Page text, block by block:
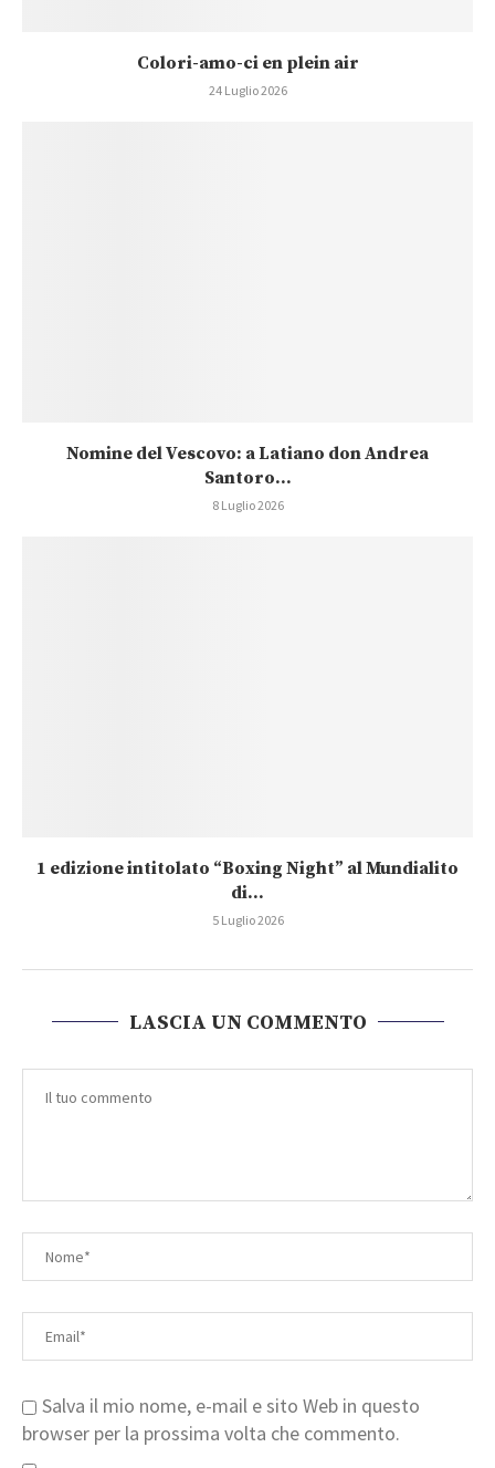
Colori-amo-ci en plein air
24 Luglio 2026
Nomine del Vescovo: a Latiano don Andrea
Santoro...
8 Luglio 2026
1 edizione intitolato “Boxing Night” al Mundialito
di...
5 Luglio 2026
LASCIA UN COMMENTO
Salva il mio nome, e-mail e sito Web in questo
browser per la prossima volta che commento.